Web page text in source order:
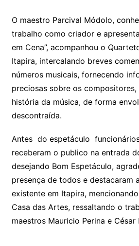
O maestro Parcival Módolo,
trabalho como criador e
em Cena”, acompanhou o
Itapira, intercalando breves
números musicais, fornecendo
preciosas sobre os
história da música, de forma
descontraída.
Antes do espetáculo
receberam o publico na entrada
desejando Bom Espetáculo,
presença de todos e destacaram
existente em Itapira,
Casa das Artes, ressaltando o
maestros Mauricio Perina e César